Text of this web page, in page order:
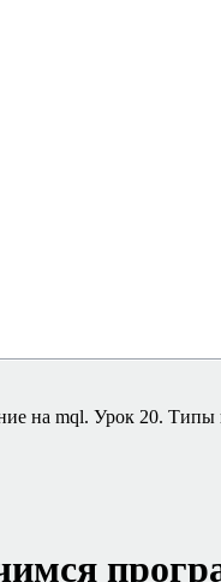
на mql. Урок 20. Типы